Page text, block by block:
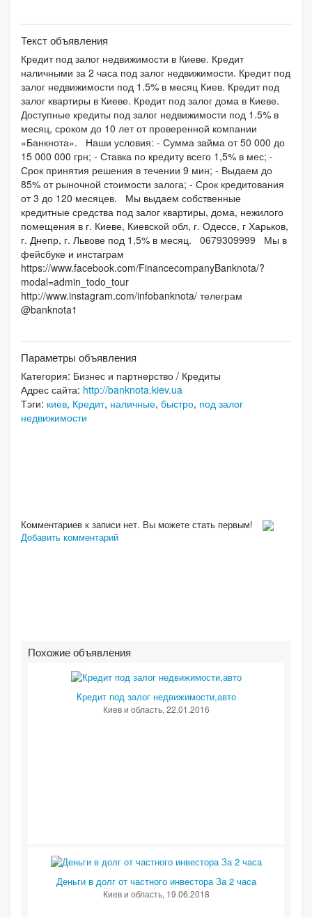
Текст объявления
Кредит под залог недвижимости в Киеве. Кредит
наличными за 2 часа под залог недвижимости. Кредит под
залог недвижимости под 1.5% в месяц Киев. Кредит под
залог квартиры в Киеве. Кредит под залог дома в Киеве.
Доступные кредиты под залог недвижимости под 1.5% в
месяц, сроком до 10 лет от проверенной компании
«Банкнота». Наши условия: - Сумма займа от 50 000 до
15 000 000 грн; - Ставка по кредиту всего 1,5% в мес; -
Срок принятия решения в течении 9 мин; - Выдаем до
85% от рыночной стоимости залога; - Срок кредитования
от 3 до 120 месяцев. Мы выдаем собственные
кредитные средства под залог квартиры, дома, нежилого
помещения в г. Киеве, Киевской обл, г. Одессе, г Харьков,
г. Днепр, г. Львове под 1,5% в месяц. 0679309999 Мы в
фейсбуке и инстаграм
https://www.facebook.com/FinancecompanyBanknota/?
modal=admin_todo_tour
http://www.instagram.com/infobanknota/ телеграм
@banknota1
Параметры объявления
Категория: Бизнес и партнерство / Кредиты
Адрес сайта: http://banknota.kiev.ua
Тэги: киев, Кредит, наличные, быстро, под залог
недвижимости
Комментариев к записи нет. Вы можете стать первым!
Добавить комментарий
Похожие объявления
Кредит под залог недвижимости,авто
Киев и область, 22.01.2016
Деньги в долг от частного инвестора За 2 часа
Киев и область, 19.06.2018